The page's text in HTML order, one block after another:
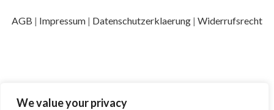
We value your privacy
AGB | Impressum | Datenschutzerklaerung | Widerrufsrecht